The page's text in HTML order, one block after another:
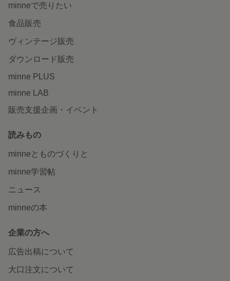
minneで売りたい
食品販売
ヴィンテージ販売
ダウンロード販売
minne PLUS
minne LAB
販売支援企画・イベント
読みもの
minneとものづくりと
minne学習帖
ニュース
minneの本
企業の方へ
広告出稿について
大口注文について